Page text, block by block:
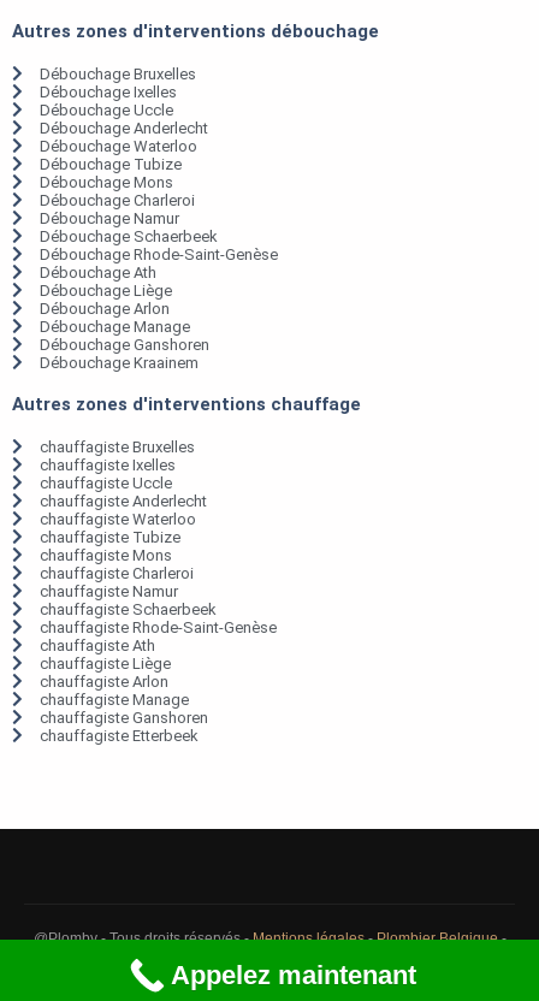
Autres zones d'interventions débouchage
Débouchage Bruxelles
Débouchage Ixelles
Débouchage Uccle
Débouchage Anderlecht
Débouchage Waterloo
Débouchage Tubize
Débouchage Mons
Débouchage Charleroi
Débouchage Namur
Débouchage Schaerbeek
Débouchage Rhode-Saint-Genèse
Débouchage Ath
Débouchage Liège
Débouchage Arlon
Débouchage Manage
Débouchage Ganshoren
Débouchage Kraainem
Autres zones d'interventions chauffage
chauffagiste Bruxelles
chauffagiste Ixelles
chauffagiste Uccle
chauffagiste Anderlecht
chauffagiste Waterloo
chauffagiste Tubize
chauffagiste Mons
chauffagiste Charleroi
chauffagiste Namur
chauffagiste Schaerbeek
chauffagiste Rhode-Saint-Genèse
chauffagiste Ath
chauffagiste Liège
chauffagiste Arlon
chauffagiste Manage
chauffagiste Ganshoren
chauffagiste Etterbeek
@Plomby - Tous droits réservés -Mentions légales-Plombier Belgique-
Débouchage Belgique
Appelez maintenant